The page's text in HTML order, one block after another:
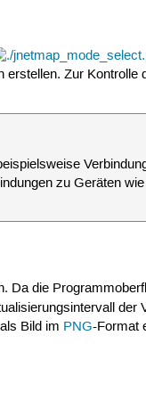
Zur Kontrolle
zu Geräten
Da die
der
Bild im PNG-Format